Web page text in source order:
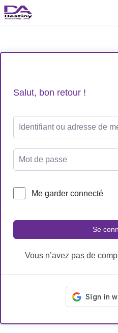
Skip
to
Salut, bon retour !
Me garder connecté
Se
Vous n’avez pas de